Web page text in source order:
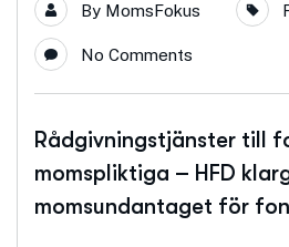
By MomsFokus
No Comments
Rådgivningstjänster till
momspliktiga – HFD
momsundantaget för